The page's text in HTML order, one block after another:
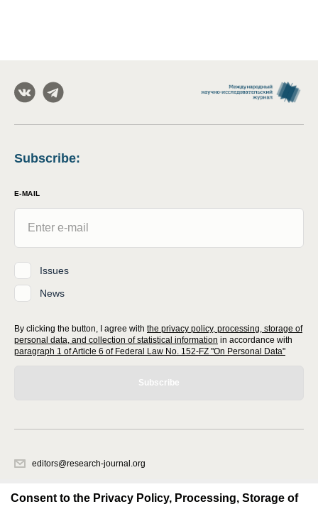
Subscribe:
E-MAIL
Issues
News
By clicking the button, I agree with the privacy policy, processing, storage of
personal data, and collection of statistical information in accordance with
paragraph 1 of Article 6 of Federal Law No. 152-FZ "On Personal Data"
Subscribe
editors@research-journal.org
office 1
Consent to the Privacy Policy, Processing, Storage of